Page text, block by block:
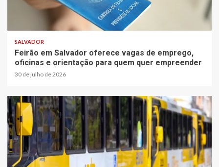
SALVADOR
Feirão em Salvador oferece vagas de emprego,
oficinas e orientação para quem quer empreender
30 de julho de 2026